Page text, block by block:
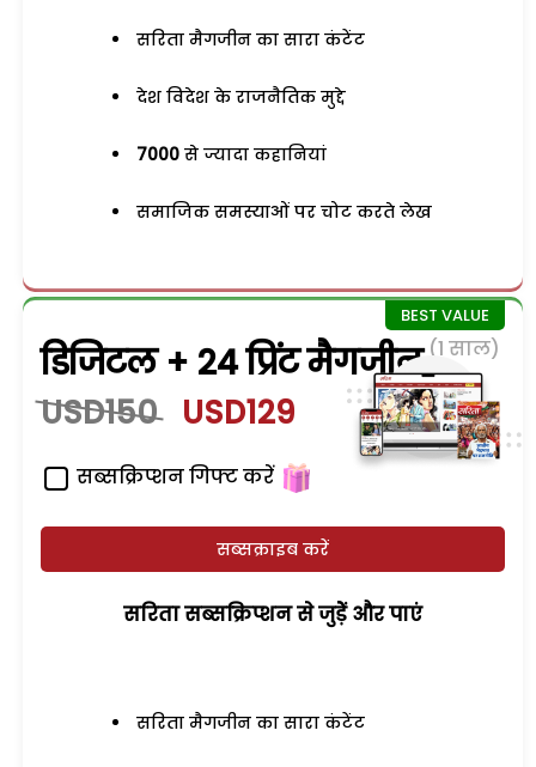
सरिता मैगजीन का सारा कंटेंट
देश विदेश के राजनैतिक मुद्दे
7000 से ज्यादा कहानियां
समाजिक समस्याओं पर चोट करते लेख
डिजिटल + 24 प्रिंट मैगजीन (1 साल)
USD150 USD129
सब्सक्रिप्शन गिफ्ट करें
सब्सक्राइब करें
सरिता सब्सक्रिप्शन से जुड़ेें और पाएं
सरिता मैगजीन का सारा कंटेंट